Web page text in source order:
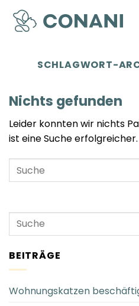
Zum
Inhalt
springen
SCHLAGWORT-
Nichts gefunden
Leider konnten wir nichts
ist eine Suche erfolgreicher.
BEITRÄGE
Wohnungskatzen